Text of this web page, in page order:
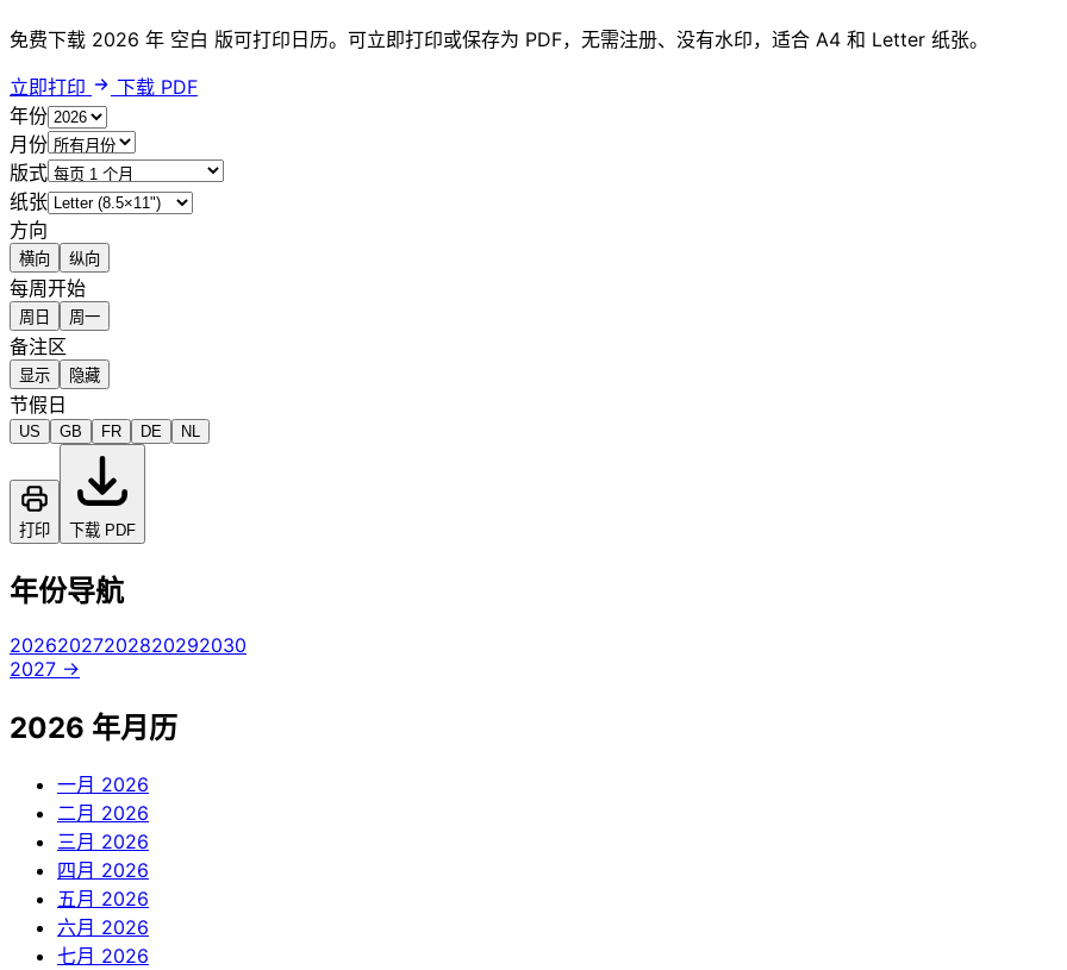
免费下载 2026 年 空白 版可打印日历。可立即打印或保存为 PDF，无需注册、没有水印，适合 A4 和 Letter 纸张。
立即打印
下载 PDF
年份
月份
版式
纸张
方向
横向 纵向
每周开始
周日 周一
备注区
显示 隐藏
节假日
US GB FR DE NL
打印 下载 PDF
年份导航
20262027202820292030
2027 →
2026 年月历
一月 2026
二月 2026
三月 2026
四月 2026
五月 2026
六月 2026
七月 2026